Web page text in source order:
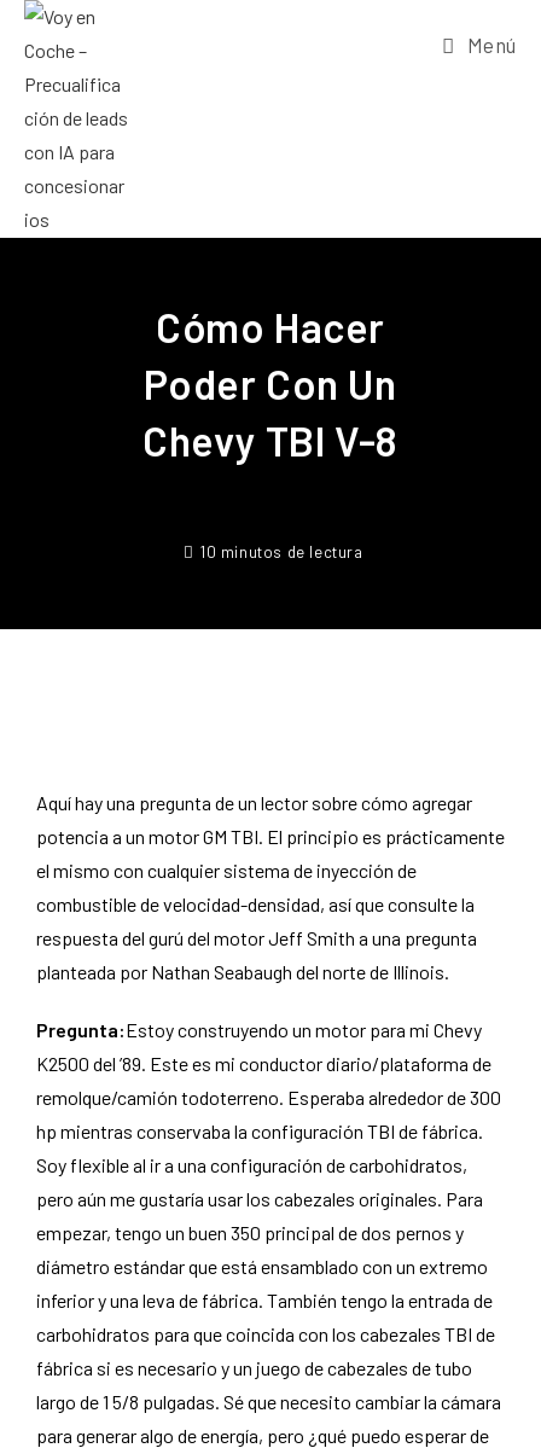
Menú
Cómo Hacer
Poder Con Un
Chevy TBI V-8
10 minutos de lectura
Aquí hay una pregunta de un lector sobre cómo agregar
potencia a un motor GM TBI. El principio es prácticamente
el mismo con cualquier sistema de inyección de
combustible de velocidad-densidad, así que consulte la
respuesta del gurú del motor Jeff Smith a una pregunta
planteada por Nathan Seabaugh del norte de Illinois.
Pregunta:Estoy construyendo un motor para mi Chevy
K2500 del ’89. Este es mi conductor diario/plataforma de
remolque/camión todoterreno. Esperaba alrededor de 300
hp mientras conservaba la configuración TBI de fábrica.
Soy flexible al ir a una configuración de carbohidratos,
pero aún me gustaría usar los cabezales originales. Para
empezar, tengo un buen 350 principal de dos pernos y
diámetro estándar que está ensamblado con un extremo
inferior y una leva de fábrica. También tengo la entrada de
carbohidratos para que coincida con los cabezales TBI de
fábrica si es necesario y un juego de cabezales de tubo
largo de 1 5/8 pulgadas. Sé que necesito cambiar la cámara
para generar algo de energía, pero ¿qué puedo esperar de